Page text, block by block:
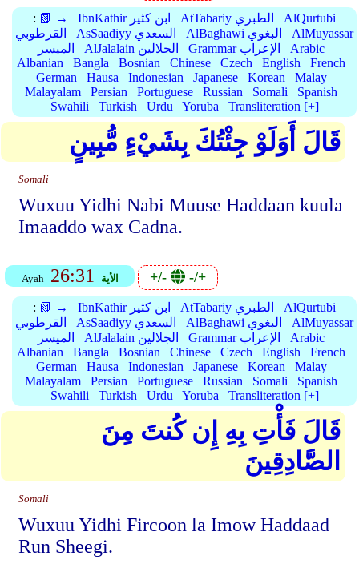
: 📗 → IbnKathir ابن كثير AtTabariy الطبري
AlQurtubi
القرطوبي
AsSaadiyy السعدي AlBaghawi البغوي
AlMuyassar
الميسر
AlJalalain الجلالين Grammar الإعراب
Arabic
Albanian
Bangla Bosnian Chinese Czech English
French
German
Hausa Indonesian Japanese Korean
Malay
Malayalam
Persian Portuguese Russian Somali
Spanish
Swahili
Turkish Urdu Yoruba Transliteration [+]
قَالَ أَوَلَوْ جِئْتُكَ بِشَيْءٍ مُّبِينٍ
Somali
Wuxuu Yidhi Nabi Muuse Haddaan kuula
Imaaddo wax Cadna.
Ayah 26:31 الأية +/- -/+
: 📗 → IbnKathir ابن كثير AtTabariy الطبري
AlQurtubi
القرطوبي
AsSaadiyy السعدي AlBaghawi البغوي
AlMuyassar
الميسر
AlJalalain الجلالين Grammar الإعراب
Arabic
Albanian
Bangla Bosnian Chinese Czech English
French
German
Hausa Indonesian Japanese Korean
Malay
Malayalam
Persian Portuguese Russian Somali
Spanish
Swahili
Turkish Urdu Yoruba Transliteration [+]
قَالَ فَأْتِ بِهِ إِن كُنتَ مِنَ
الصَّادِقِينَ
Somali
Wuxuu Yidhi Fircoon la Imow Haddaad
Run Sheegi.